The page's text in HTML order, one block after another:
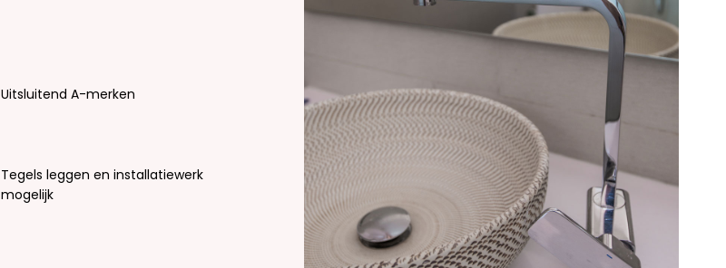
Uitsluitend A-merken
Tegels leggen en installatiewerk
mogelijk